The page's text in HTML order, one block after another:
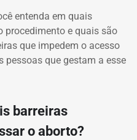
entenda em quais
procedimento e quais são
que impedem o acesso
pessoas que gestam a esse
barreiras
o aborto?